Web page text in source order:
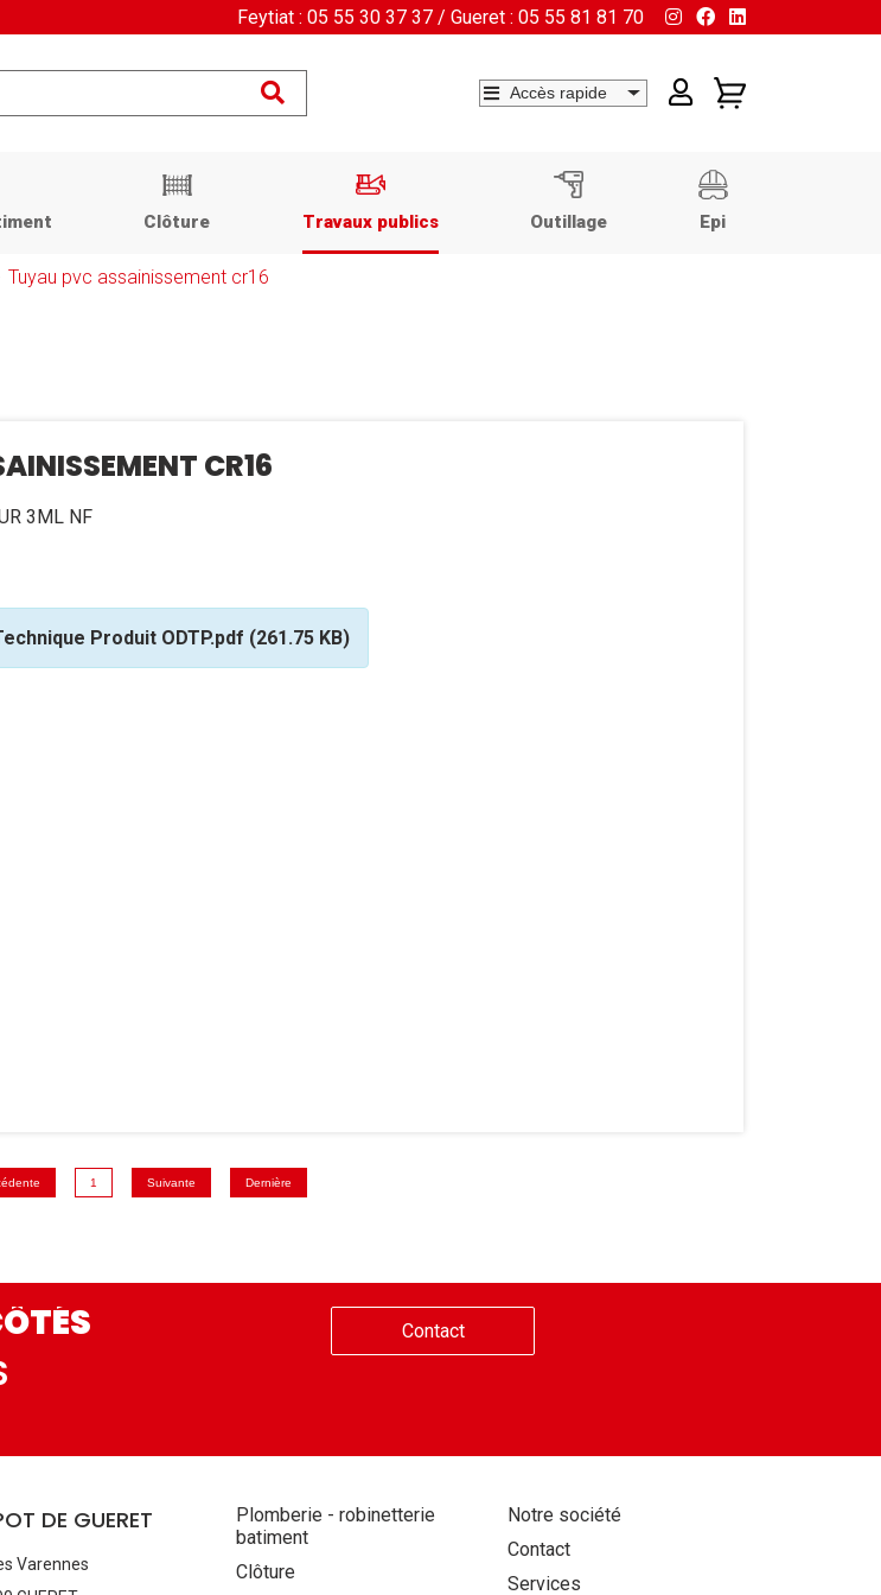
Feytiat : 05 55 30 37 37 / Gueret : 05 55 81 81 70
Clôture Travaux publics Outillage Epi
Tuyau pvc assainissement cr16
CR16
3ML NF
Produit ODTP.pdf (261.75 KB)
1 Suivante Dernière
Contact
DE GUERET
Varennes
Aller
au
contenu
Plomberie - robinetterie
batiment
Clôture
Aller
au
contenu
Notre société
Contact
Services